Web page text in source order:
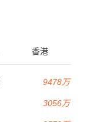
香港
9478万
3056万